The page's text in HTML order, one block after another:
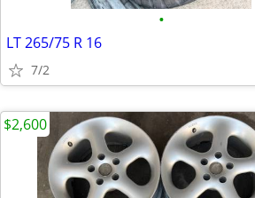
•
LT 265/75 R 16
7/2
$2,600